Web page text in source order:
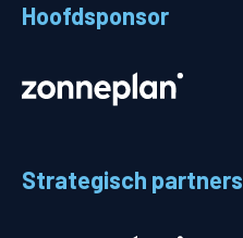
Hoofdsponsor
Strategisch partners